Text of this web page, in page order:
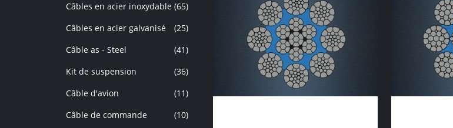
Câbles en acier inoxydable (65)
Câbles en acier galvanisé
(25)
Câble as - Steel
(41)
Kit de suspension
(36)
Câble d'avion
(11)
Câble de commande
(10)